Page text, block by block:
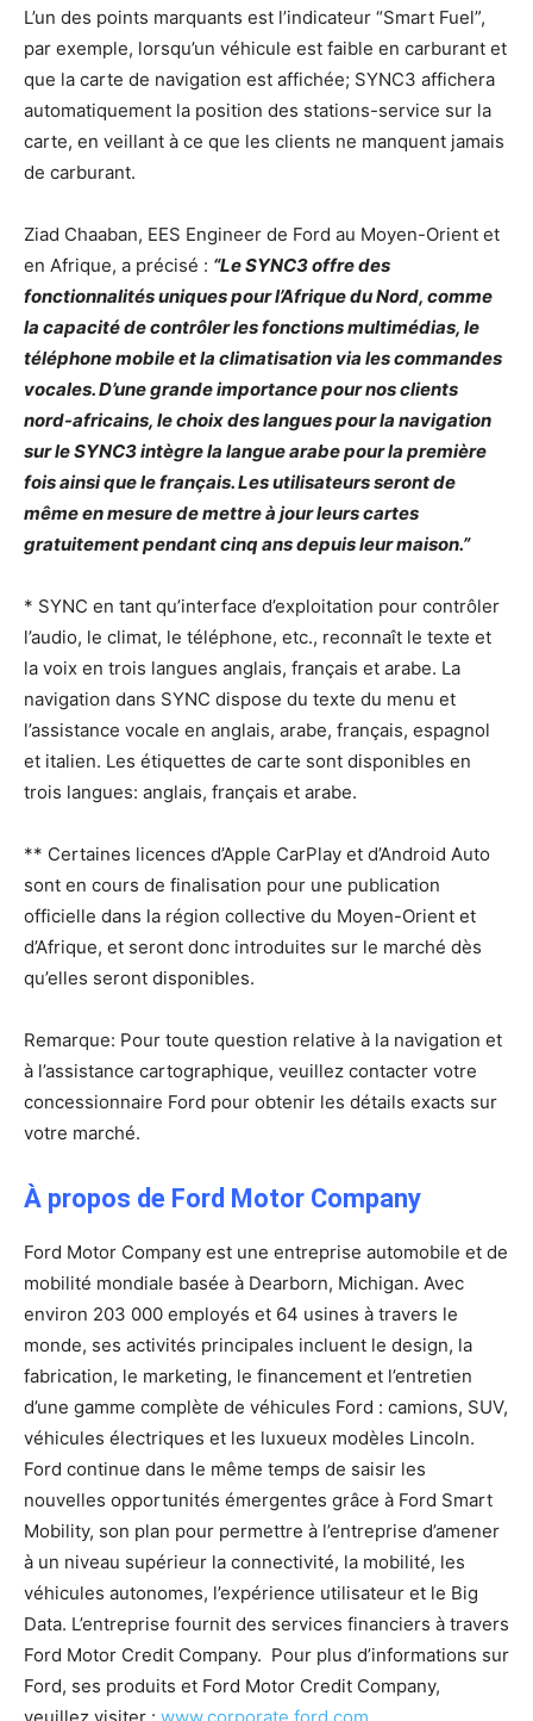
L’un des points marquants est l’indicateur “Smart Fuel”,
par exemple, lorsqu’un véhicule est faible en carburant et
que la carte de navigation est affichée; SYNC3 affichera
automatiquement la position des stations-service sur la
carte, en veillant à ce que les clients ne manquent jamais
de carburant.
Ziad Chaaban, EES Engineer de Ford au Moyen-Orient et
en Afrique, a précisé : “Le SYNC3 offre des
fonctionnalités uniques pour l’Afrique du Nord, comme
la capacité de contrôler les fonctions multimédias, le
téléphone mobile et la climatisation via les commandes
vocales. D’une grande importance pour nos clients
nord-africains, le choix des langues pour la navigation
sur le SYNC3 intègre la langue arabe pour la première
fois ainsi que le français. Les utilisateurs seront de
même en mesure de mettre à jour leurs cartes
gratuitement pendant cinq ans depuis leur maison.”
* SYNC en tant qu’interface d’exploitation pour contrôler
l’audio, le climat, le téléphone, etc., reconnaît le texte et
la voix en trois langues anglais, français et arabe. La
navigation dans SYNC dispose du texte du menu et
l’assistance vocale en anglais, arabe, français, espagnol
et italien. Les étiquettes de carte sont disponibles en
trois langues: anglais, français et arabe.
** Certaines licences d’Apple CarPlay et d’Android Auto
sont en cours de finalisation pour une publication
officielle dans la région collective du Moyen-Orient et
d’Afrique, et seront donc introduites sur le marché dès
qu’elles seront disponibles.
Remarque: Pour toute question relative à la navigation et
à l’assistance cartographique, veuillez contacter votre
concessionnaire Ford pour obtenir les détails exacts sur
votre marché.
À propos de Ford Motor Company
Ford Motor Company est une entreprise automobile et de
mobilité mondiale basée à Dearborn, Michigan. Avec
environ 203 000 employés et 64 usines à travers le
monde, ses activités principales incluent le design, la
fabrication, le marketing, le financement et l’entretien
d’une gamme complète de véhicules Ford : camions, SUV,
véhicules électriques et les luxueux modèles Lincoln.
Ford continue dans le même temps de saisir les
nouvelles opportunités émergentes grâce à Ford Smart
Mobility, son plan pour permettre à l’entreprise d’amener
à un niveau supérieur la connectivité, la mobilité, les
véhicules autonomes, l’expérience utilisateur et le Big
Data. L’entreprise fournit des services financiers à travers
Ford Motor Credit Company. Pour plus d’informations sur
Ford, ses produits et Ford Motor Credit Company,
veuillez visiter : www.corporate.ford.com